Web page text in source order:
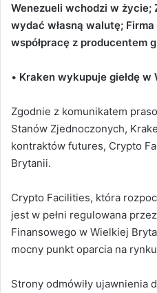
Wenezueli wchodzi w życie;
wydać własną walutę;
współpracę z producentem
• Kraken wykupuje giełdę
Zgodnie z komunikatem
Stanów Zjednoczonych,
kontraktów futures, Crypto
Brytanii.
Crypto Facilities, która
jest w pełni regulowana
Finansowego w Wielkiej
mocny punkt oparcia na
Strony odmówiły ujawnienia